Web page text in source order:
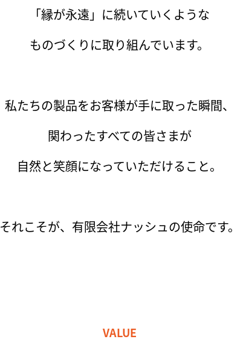
「縁が永遠」に続いていくような
ものづくりに取り組んでいます。
私たちの製品をお客様が手に取った瞬間、
関わったすべての皆さまが
自然と笑顔になっていただけること。
それこそが、有限会社ナッシュの使命です。
VALUE